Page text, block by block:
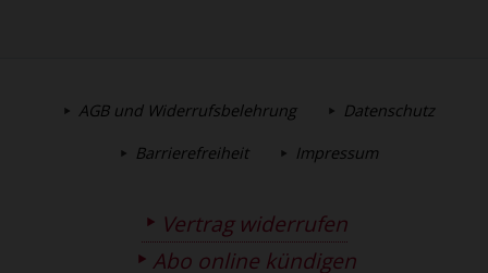
AGB und Widerrufsbelehrung Datenschutz
Barrierefreiheit Impressum
Vertrag widerrufen
Abo online kündigen